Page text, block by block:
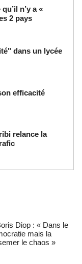
n’y a «
2 pays
dans un lycée
efficacité
relance la
mais la
le chaos »